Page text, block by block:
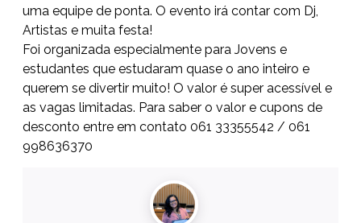
uma equipe de ponta. O evento irá contar com Dj,
Artistas e muita festa!
Foi organizada especialmente para Jovens e
estudantes que estudaram quase o ano inteiro e
querem se divertir muito! O valor é super acessível e
as vagas limitadas. Para saber o valor e cupons de
desconto entre em contato 061 33355542 / 061
998636370